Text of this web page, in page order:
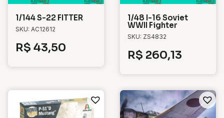
1/144 S-22 FITTER
SKU: AC12612
R$ 43,50
1/48 I-16 Soviet
WWII Fighter
SKU: ZS4832
R$ 260,13